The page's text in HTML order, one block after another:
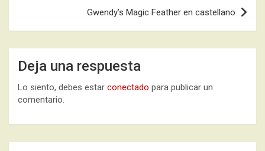
Gwendy’s Magic Feather en castellano
Deja una respuesta
Lo siento, debes estar conectado para publicar un
comentario.